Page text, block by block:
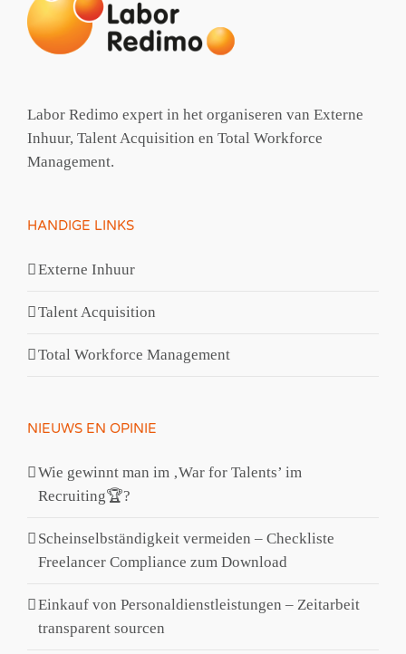
Labor Redimo expert in het organiseren van Externe
Inhuur, Talent Acquisition en Total Workforce
Management.
HANDIGE LINKS
Externe Inhuur
Talent Acquisition
Total Workforce Management
NIEUWS EN OPINIE
Wie gewinnt man im ‚War for Talents’​ im
Recruiting🏆?
Scheinselbständigkeit vermeiden – Checkliste
Freelancer Compliance zum Download
Einkauf von Personaldienstleistungen – Zeitarbeit
transparent sourcen